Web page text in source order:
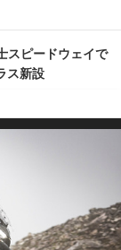
スピードウェイで
ス新設